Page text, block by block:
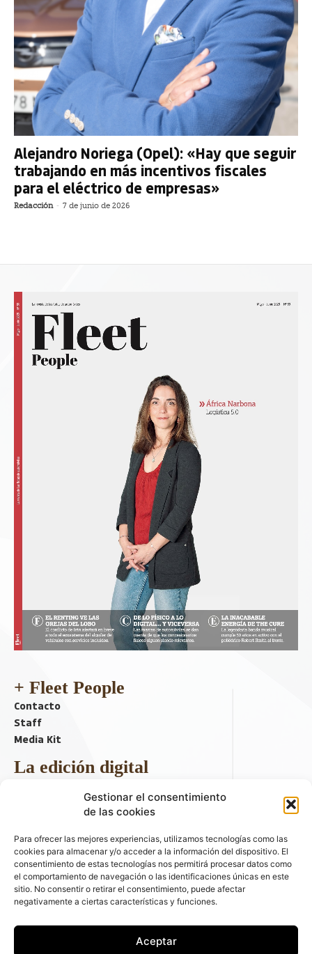
Gestionar el consentimiento
de las cookies
Para ofrecer las mejores experiencias, utilizamos tecnologías como las
cookies para almacenar y/o acceder a la información del dispositivo. El
consentimiento de estas tecnologías nos permitirá procesar datos como
el comportamiento de navegación o las identificaciones únicas en este
sitio. No consentir o retirar el consentimiento, puede afectar
negativamente a ciertas características y funciones.
Aceptar
Alejandro Noriega (Opel): «Hay que seguir
trabajando en más incentivos fiscales
para el eléctrico de empresas»
Redacción - 7 de junio de 2026
+ Fleet People
Contacto
Staff
Media Kit
La edición digital
Descargar último ejemplar
ir a hemeroteca
+ Contenido en redes sociales